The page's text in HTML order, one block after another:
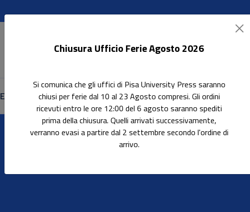
E-book AccessibiliIn evidenzaPubblica con noi
Chiusura Ufficio Ferie Agosto 2026
Si comunica che gli uffici di Pisa University Press saranno
chiusi per ferie dal 10 al 23 Agosto compresi. Gli ordini
ricevuti entro le ore 12:00 del 6 agosto saranno spediti
prima della chiusura. Quelli arrivati successivamente,
verranno evasi a partire dal 2 settembre secondo l'ordine di
arrivo.